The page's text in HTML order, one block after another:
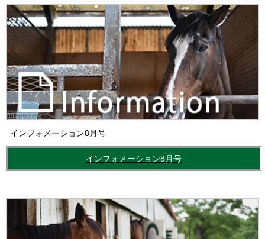
インフォメーション8月号
インフォメーション8月号